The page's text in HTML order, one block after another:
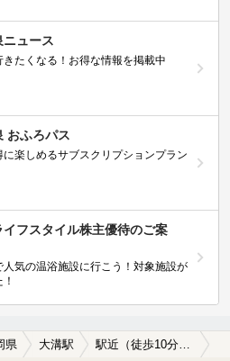
ニュース
たくなる！お得な情報を掲載中
おふろパス
楽しめるサブスクリプションプラン
イフスタイル株主優待のご案
人気の温浴施設に行こう！対象施設が
県 大溝駅 駅近（徒歩10分以内）の大溝駅近くの温泉、日帰り温泉、スーパー銭湯おすすめ